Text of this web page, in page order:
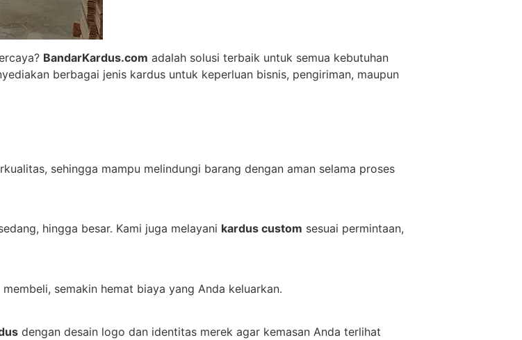
BandarKardus.com adalah solusi terbaik untuk semua kebutuhan
berbagai jenis kardus untuk keperluan bisnis, pengiriman, maupun
sehingga mampu melindungi barang dengan aman selama proses
hingga besar. Kami juga melayani kardus custom sesuai permintaan,
semakin hemat biaya yang Anda keluarkan.
dengan desain logo dan identitas merek agar kemasan Anda terlihat